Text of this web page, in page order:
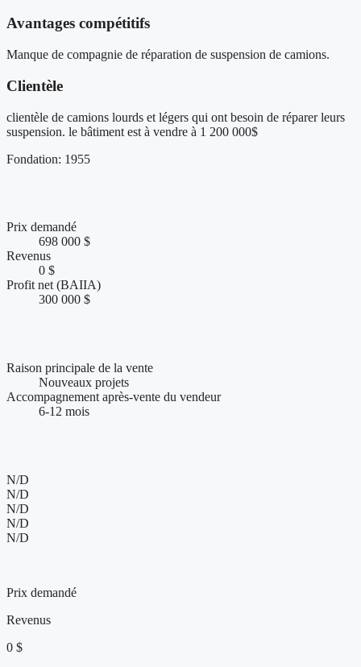
Avantages compétitifs
Manque de compagnie de réparation de suspension de camions.
Clientèle
clientèle de camions lourds et légers qui ont besoin de réparer leurs
suspension. le bâtiment est à vendre à 1 200 000$
Fondation: 1955
Prix demandé
698 000 $
Revenus
0 $
Profit net (BAIIA)
300 000 $
Raison principale de la vente
Nouveaux projets
Accompagnement après-vente du vendeur
6-12 mois
N/D
N/D
N/D
N/D
N/D
Prix demandé
Revenus
0 $